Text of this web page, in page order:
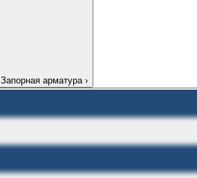
Запорная арматура ›